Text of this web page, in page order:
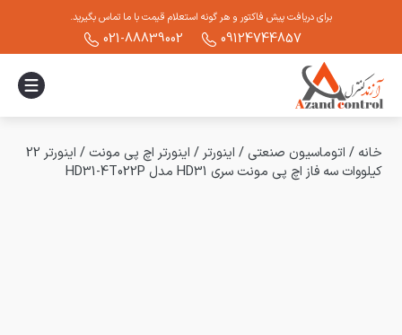
برای دریافت پیش فاکتور و هر گونه استعلام قیمت با ما تماس بگیرید.
09124744857
021-88839002
خانه / اتوماسیون صنعتی / اینورتر / اینورتر اچ پی مونت /
اینورتر 22
کیلووات سه فاز اچ پی مونت سری HD31 مدل HD31-4T022P